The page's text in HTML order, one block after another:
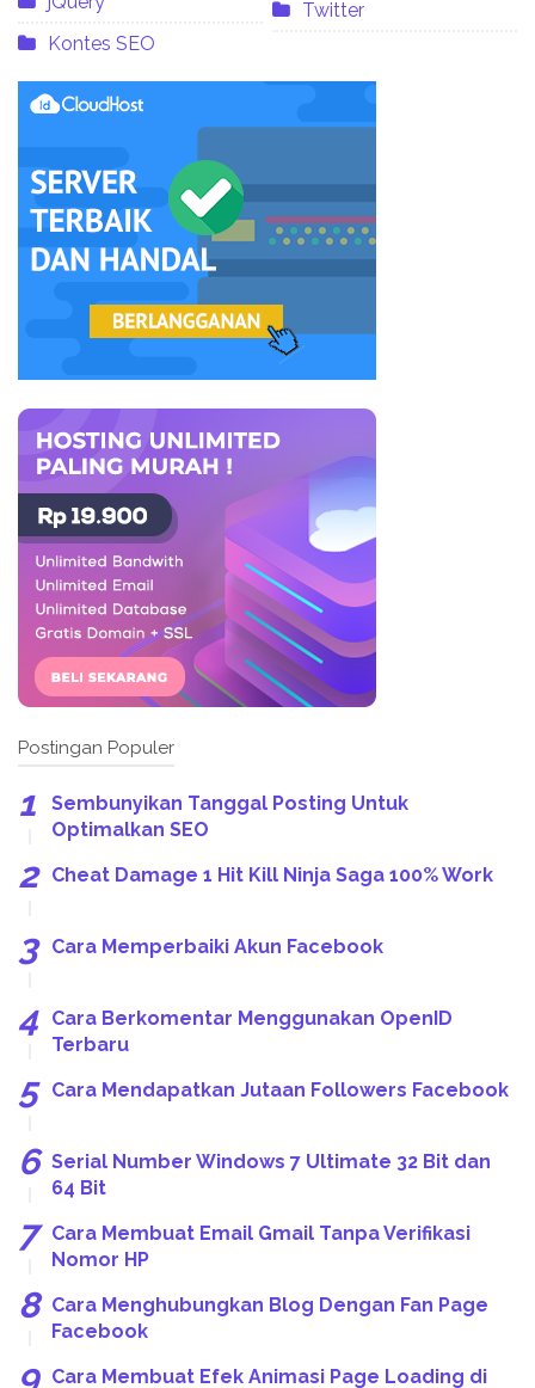
Kontes SEO
Twitter
Postingan Populer
Sembunyikan Tanggal Posting Untuk
Optimalkan SEO
Cheat Damage 1 Hit Kill Ninja Saga 100% Work
Cara Memperbaiki Akun Facebook
Cara Berkomentar Menggunakan OpenID
Terbaru
Cara Mendapatkan Jutaan Followers Facebook
Serial Number Windows 7 Ultimate 32 Bit dan
64 Bit
Cara Membuat Email Gmail Tanpa Verifikasi
Nomor HP
Cara Menghubungkan Blog Dengan Fan Page
Facebook
Cara Membuat Efek Animasi Page Loading di